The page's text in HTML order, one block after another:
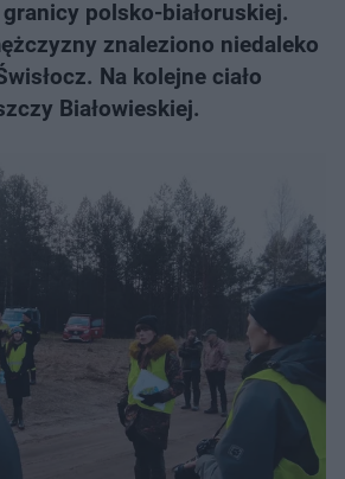
polsko-białoruskiej.
znaleziono niedaleko
Na kolejne ciało
Białowieskiej.